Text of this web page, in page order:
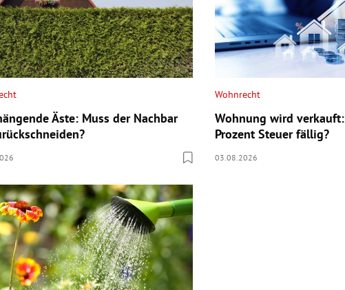
Äste: Muss der Nachbar
Wohnrecht
Wohnung wird
Prozent Steuer fällig?
03.08.2026